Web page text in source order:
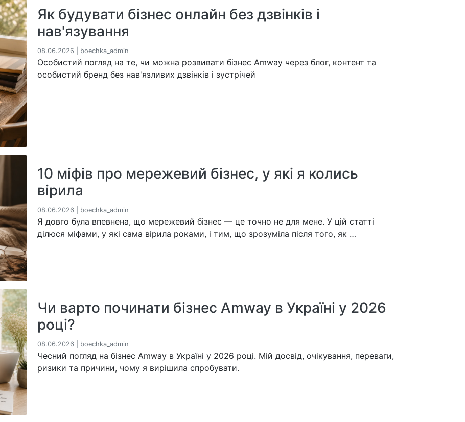
Як будувати бізнес онлайн без дзвінків і
нав'язування
08.06.2026 | boechka_admin
Особистий погляд на те, чи можна розвивати бізнес Amway через блог, контент та
особистий бренд без нав'язливих дзвінків і зустрічей
10 міфів про мережевий бізнес, у які я колись
вірила
08.06.2026 | boechka_admin
Я довго була впевнена, що мережевий бізнес — це точно не для мене. У цій статті
ділюся міфами, у які сама вірила роками, і тим, що зрозуміла після того, як …
Чи варто починати бізнес Amway в Україні у 2026
році?
08.06.2026 | boechka_admin
Чесний погляд на бізнес Amway в Україні у 2026 році. Мій досвід, очікування, переваги,
ризики та причини, чому я вирішила спробувати.